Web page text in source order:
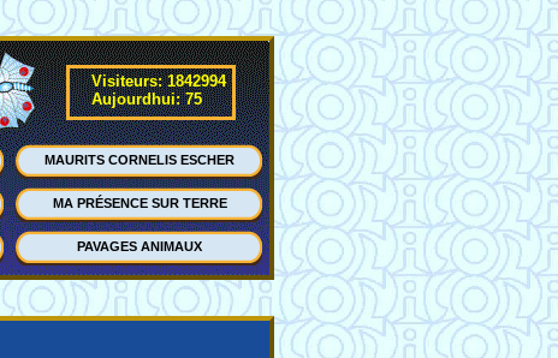
Visiteurs: 1842994
Aujourdhui: 75
MAURITS CORNELIS ESCHER
MA PRÉSENCE SUR TERRE
PAVAGES ANIMAUX